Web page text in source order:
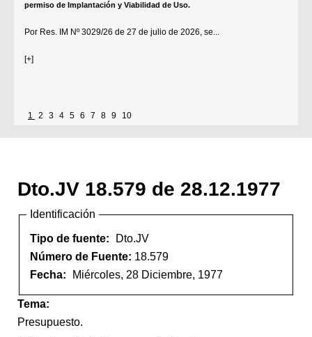
permiso de Implantación y Viabilidad de Uso.
Por Res. IM Nº 3029/26 de 27 de julio de 2026, se...
[+]
1 2 3 4 5 6 7 8 9 10
Dto.JV 18.579 de 28.12.1977
Identificación
Tipo de fuente:
Dto.JV
Número de Fuente: 18.579
Fecha:
Miércoles, 28 Diciembre, 1977
Tema:
Presupuesto.